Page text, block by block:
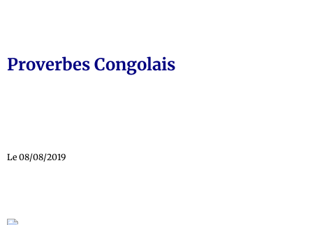
Proverbes Congolais
Le 08/08/2019